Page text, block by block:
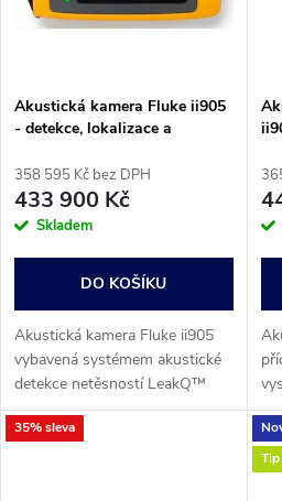
Akustická kamera Fluke ii905
- detekce, lokalizace a
358 595 Kč bez DPH
433 900 Kč
Skladem
DO KOŠÍKU
Akustická kamera Fluke ii905
vybavená systémem akustické
detekce netěsností LeakQ™
umožňuje efektivně detekovat,
lokalizovat a vyhodnocovat
35% sleva
Tip